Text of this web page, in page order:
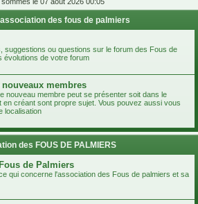
h
r
des fous de palmiers
suggestions ou questions sur le forum des Fous de
évolutions de votre forum
membres
nouveau membre peut se présenter soit dans le
en créant sont propre sujet. Vous pouvez aussi vous
localisation
des FOUS DE PALMIERS
de Palmiers
qui concerne l'association des Fous de palmiers et sa